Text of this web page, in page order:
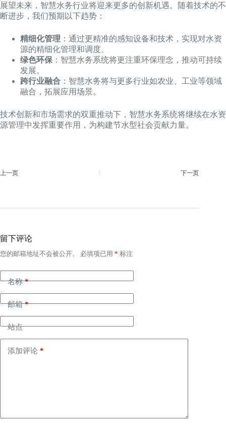
展望未来，智慧水务行业将迎来更多的创新机遇。随着技术的不
断进步，我们预期以下趋势：
精细化管理 ：通过更精准的感知设备和技术，实现对水资
源的精细化管理和调度。
绿色环保 ：智慧水务系统将更注重环保理念，推动可持续
发展。
跨行业融合 ：智慧水务将与更多行业如农业、工业等领域
融合，拓展应用场景。
技术创新和市场需求的双重推动下，智慧水务系统将继续在水资
源管理中发挥重要作用，为构建节水型社会贡献力量。
上一页 下一页
留下评论
您的邮箱地址不会被公开。 必填项已用 * 标注
名称*
邮箱*
站点
添加评论 *